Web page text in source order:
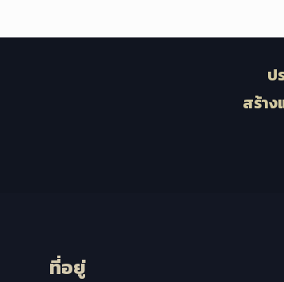
ป
สร้า
ที่อยู่